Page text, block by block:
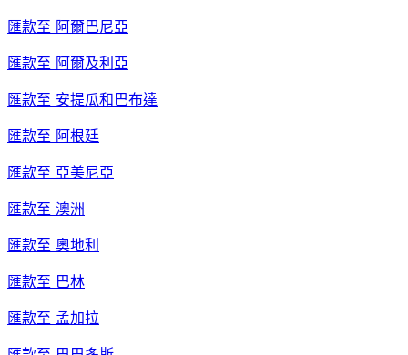
匯款至 阿爾巴尼亞
匯款至 阿爾及利亞
匯款至 安提瓜和巴布達
匯款至 阿根廷
匯款至 亞美尼亞
匯款至 澳洲
匯款至 奧地利
匯款至 巴林
匯款至 孟加拉